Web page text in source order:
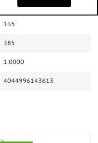
245.0000
135
385
1.0000
4044996143613